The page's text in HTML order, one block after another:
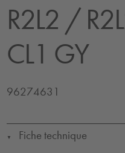
R2L2 /
CL1 GY
96274631
▼
Fiche technique